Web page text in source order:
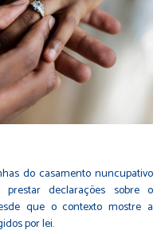
do casamento nuncupativo
declarações sobre o
que o contexto mostre a
por lei.